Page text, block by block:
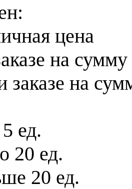
цена
на
заказе на
ед.
20 ед.
20 ед.